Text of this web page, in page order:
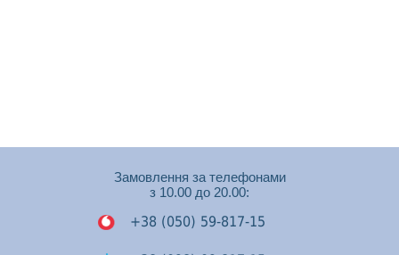
Замовлення за телефонами
з 10.00 до 20.00:
+38 (050) 59-817-15